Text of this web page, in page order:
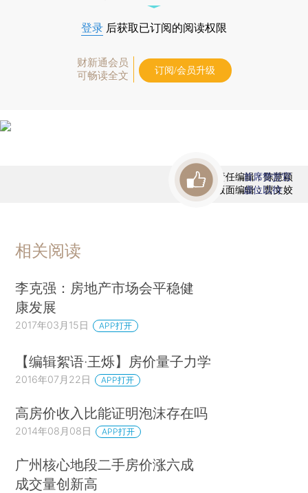
登录 后获取已订阅的阅读权限
财新通会员
可畅读全文
订阅/会员升级
责任编辑：陈慧颖
版面编辑：曹文姣
首席赞赏官
虚位以待
相关阅读
李克强：房地产市场会平稳健
康发展
2017年03月15日 APP打开
【编辑絮语·王烁】房价量子力学
2016年07月22日 APP打开
高房价收入比能证明泡沫存在吗
2014年08月08日 APP打开
广州核心地段二手房价涨六成
成交量创新高